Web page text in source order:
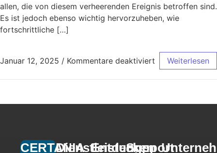
allen, die von diesem verheerenden Ereignis betroffen sind.
Es ist jedoch ebenso wichtig hervorzuheben, wie
fortschrittliche […]
Januar 12, 2025 / Kommentare deaktiviert Weiterlesen
CERTANIADienstleistungen
Entdecken
Support